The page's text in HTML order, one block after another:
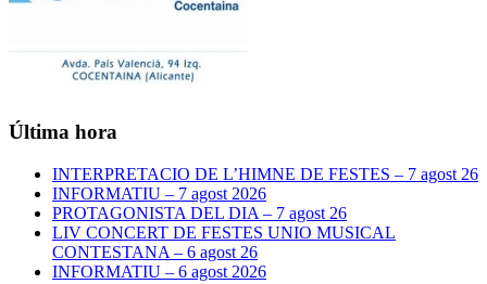
Última hora
INTERPRETACIO DE L’HIMNE DE FESTES – 7 agost 26
INFORMATIU – 7 agost 2026
PROTAGONISTA DEL DIA – 7 agost 26
LIV CONCERT DE FESTES UNIO MUSICAL
CONTESTANA – 6 agost 26
INFORMATIU – 6 agost 2026